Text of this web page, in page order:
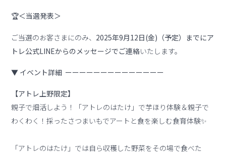
🏆＜当選発表＞
ご当選のお客さまにのみ、 2025年9月12日(金)（予定）までにア
トレ公式LINEからのメッセージでご連絡いたします。
▼ イベント詳細 ーーーーーーーーーーーーーー
【アトレ上野限定】
親子で畑活しよう！「アトレのはたけ」で芋ほり体験＆親子で
わくわく！採ったさつまいもでアートと食を楽しむ食育体験✨
「アトレのはたけ」では自ら収穫した野菜をその場で食べた